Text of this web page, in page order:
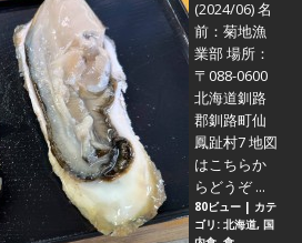
(2024/06)名
前：菊地漁
業部 場所：
〒088-0600
北海道釧路
郡釧路町仙
鳳趾村7 地図
はこちらか
らどうぞ ...
80ビュー | カテ
ゴリ: 北海道, 国